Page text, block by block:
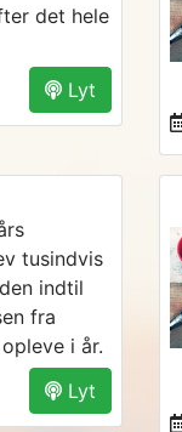
det hele
Lyt
tusindvis
indtil
fra
i år.
Lyt